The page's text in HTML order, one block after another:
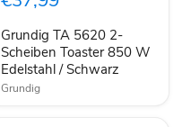
Scheiben
850
W
Edelstahl
Schwarz
Grundig TA 5620 2-
Scheiben Toaster 850 W
Edelstahl / Schwarz
Grundig